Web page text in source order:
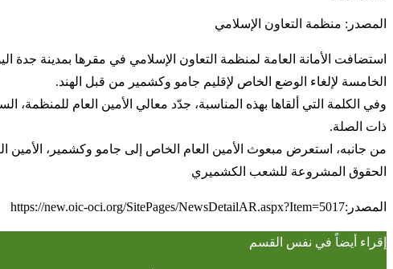
المصدر: منظمة التعاون الإسلامي
الخامسة لإلغاء الوضع الخاص لإقليم جامو وكشمير من قبل الهند.
وفي الكلمة التي ألقاها بهذه المناسبة، جدّد معالي الأمين العام
ذات الصلة.
من جانبه، استعرض مبعوث الأمين العام الخاص إلى جامو وكشمير، الأمين
الحقوق المشروعة للشعب الكشميري
المصدر:https://new.oic-oci.org/SitePages/NewsDetailAR.aspx?Item=5017
إقراء أيضاً في نفس القسم